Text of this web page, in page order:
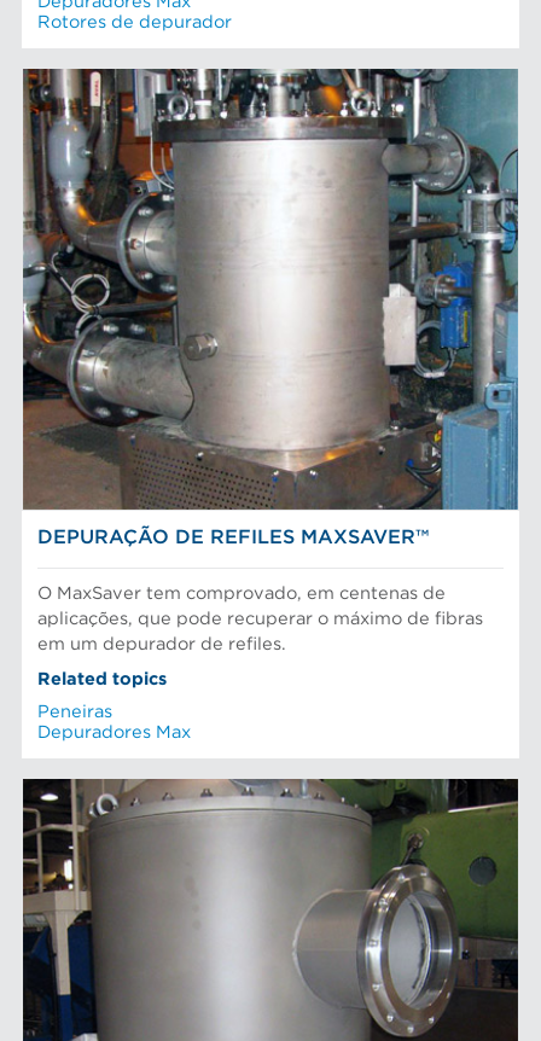
Rotores de depurador
DEPURAÇÃO DE REFILES MAXSAVER™
O MaxSaver tem comprovado, em centenas de
aplicações, que pode recuperar o máximo de fibras
em um depurador de refiles.
Related topics
Peneiras
Depuradores Max